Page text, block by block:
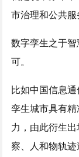
市治理和公共服
数字孪生之于
可。
比如中国信息
孪生城市具有
力，由此衍生
察、人和物轨